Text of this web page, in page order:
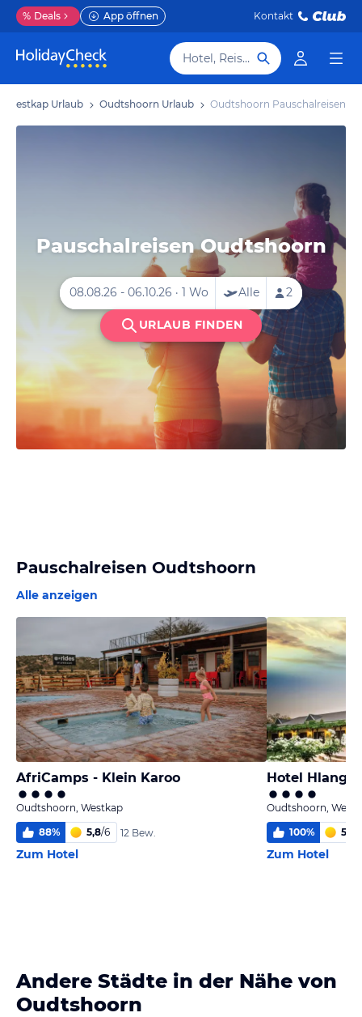
% Deals App öffnen Kontakt
Hotel, Reiseziel
Westkap Urlaub Oudtshoorn Urlaub Oudtshoorn Pauschalreisen
Pauschalreisen Oudtshoorn
Pauschalreisen Oudtshoorn
Alle anzeigen
AfriCamps - Klein Karoo
Oudtshoorn, Westkap
88% 5,8/6 12 Bew.
Zum Hotel
Hotel
Oudtshoorn,
100% 5,3
Zum Hotel
Andere Städte in der Nähe von
Oudtshoorn